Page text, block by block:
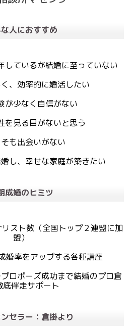
人におすすめ
しているが結婚に至っていない
く、効率的に婚活したい
が少なく自信がない
を見る目がないと思う
そも出会いがない
し、幸せな家庭が築きたい
成婚のヒミツ
スト数（全国トップ２連盟に加
盟）
婚率をアップする各種講座
ロポーズ成功まで結婚のプロ倉
底伴走サポート
セラー：倉掛より